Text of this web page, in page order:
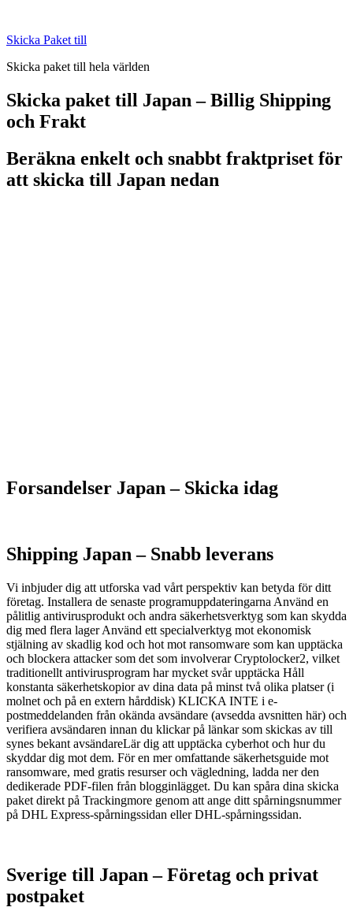
content
Skicka Paket till
Skicka paket till hela världen
Skicka paket till Japan – Billig Shipping
och Frakt
Beräkna enkelt och snabbt fraktpriset för
att skicka till Japan nedan
Forsandelser Japan – Skicka idag
Shipping Japan – Snabb leverans
Vi inbjuder dig att utforska vad vårt perspektiv kan betyda för ditt
företag. Installera de senaste programuppdateringarna Använd en
pålitlig antivirusprodukt och andra säkerhetsverktyg som kan skydda
dig med flera lager Använd ett specialverktyg mot ekonomisk
stjälning av skadlig kod och hot mot ransomware som kan upptäcka
och blockera attacker som det som involverar Cryptolocker2, vilket
traditionellt antivirusprogram har mycket svår upptäcka Håll
konstanta säkerhetskopior av dina data på minst två olika platser (i
molnet och på en extern hårddisk) KLICKA INTE i e-
postmeddelanden från okända avsändare (avsedda avsnitten här) och
verifiera avsändaren innan du klickar på länkar som skickas av till
synes bekant avsändareLär dig att upptäcka cyberhot och hur du
skyddar dig mot dem. För en mer omfattande säkerhetsguide mot
ransomware, med gratis resurser och vägledning, ladda ner den
dedikerade PDF-filen från blogginlägget. Du kan spåra dina skicka
paket direkt på Trackingmore genom att ange ditt spårningsnummer
på DHL Express-spårningssidan eller DHL-spårningssidan.
Sverige till Japan – Företag och privat
postpaket